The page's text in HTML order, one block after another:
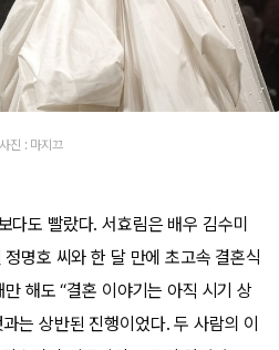
사진 : 마지끄
다도 빨랐다. 서효림은 배우 김수미
명호 씨와 한 달 만에 초고속 결혼식
해도 “결혼 이야기는 아직 시기 상
는 상반된 진행이었다. 두 사람의 이